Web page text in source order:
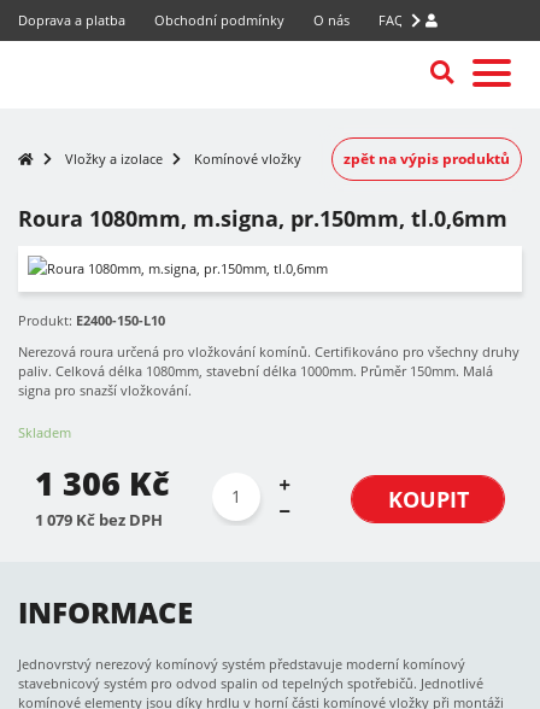
Doprava a platba Obchodní podmínky O nás FAQ
Vložky a izolace Komínové vložky zpět na výpis produktů
Roura 1080mm, m.signa, pr.150mm, tl.0,6mm
Produkt: E2400-150-L10
Nerezová roura určená pro vložkování komínů. Certifikováno pro všechny druhy
paliv. Celková délka 1080mm, stavební délka 1000mm. Průměr 150mm. Malá
signa pro snazší vložkování.
Skladem
1 306 Kč
1 079 Kč bez DPH
KOUPIT
INFORMACE
Jednovrstvý nerezový komínový systém představuje moderní komínový
stavebnicový systém pro odvod spalin od tepelných spotřebičů. Jednotlivé
komínové elementy jsou díky hrdlu v horní části komínové vložky při montáži